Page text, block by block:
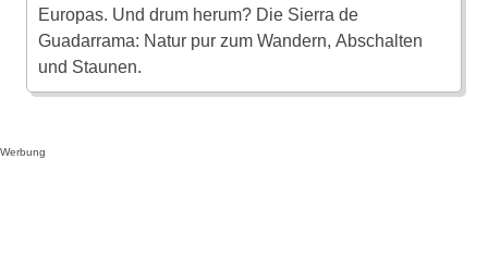
Europas. Und drum herum? Die Sierra de
Guadarrama: Natur pur zum Wandern, Abschalten
und Staunen.
Werbung